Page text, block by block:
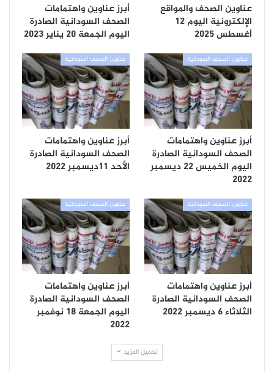
عناوين الصحف والمواقع
الإلكترونية اليوم 12
أغسطس 2025
أبرز عناوين واهتمامات
الصحف السودانية الصادرة
اليوم الجمعة 20 يناير 2023
عناوين الصحف السودانية
أبرز عناوين واهتمامات
الصحف السودانية الصادرة
اليوم الخميس 22 ديسمبر
2022
عناوين الصحف السودانية
أبرز عناوين واهتمامات
الصحف السودانية الصادرة
الأحد 11ديسمبر 2022
عناوين الصحف السودانية
أبرز عناوين واهتمامات
الصحف السودانية الصادرة
الثلاثاء 6 ديسمبر 2022
عناوين الصحف السودانية
أبرز عناوين واهتمامات
الصحف السودانية الصادرة
اليوم الجمعة 18 نوفمبر
2022
تحميل المزيد